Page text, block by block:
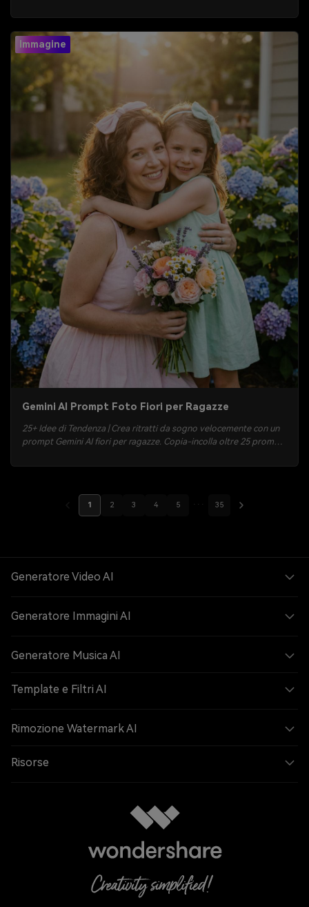
caffetteria e momenti in famiglia. Copia-incolla, genera e scarica
risultati realistici rapidamente con Media.io.
Immagine
Gemini AI Prompt Foto Fiori per Ragazze
25+ Idee di Tendenza | Crea ritratti da sogno velocemente con un
prompt Gemini AI fiori per ragazze. Copia-incolla oltre 25 prompt
negozi di fiori al neon ed effetti ora d’oro. Genera, visualizza e
1 2 3 4 5 ··· 35
Generatore Video AI
Generatore Immagini AI
Generatore Musica AI
Template e Filtri AI
Rimozione Watermark AI
Risorse